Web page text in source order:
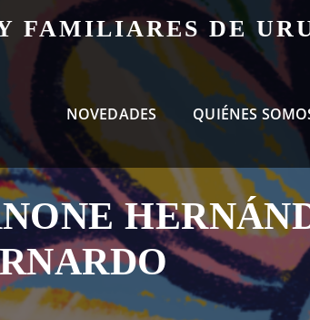
FAMILIARES DE
NOVEDADES QUIÉNES